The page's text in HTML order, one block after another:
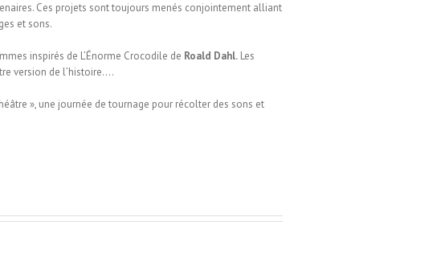
Ces projets sont toujours menés conjointement alliant
et sons.
inspirés de L’Énorme Crocodile de Roald Dahl. Les
version de l’histoire….
», une journée de tournage pour récolter des sons et